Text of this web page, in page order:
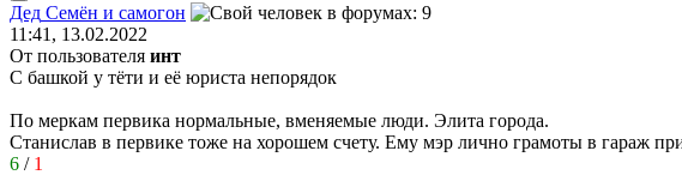
Дед Семён и самогон
11:41, 13.02.2022
От пользователя инт
С башкой у тёти и её юриста непорядок
По меркам первика нормальные, вменяемые люди. Элита города.
Станислав в первике тоже на хорошем счету. Ему мэр лично грамоты в гараж
6 / 1